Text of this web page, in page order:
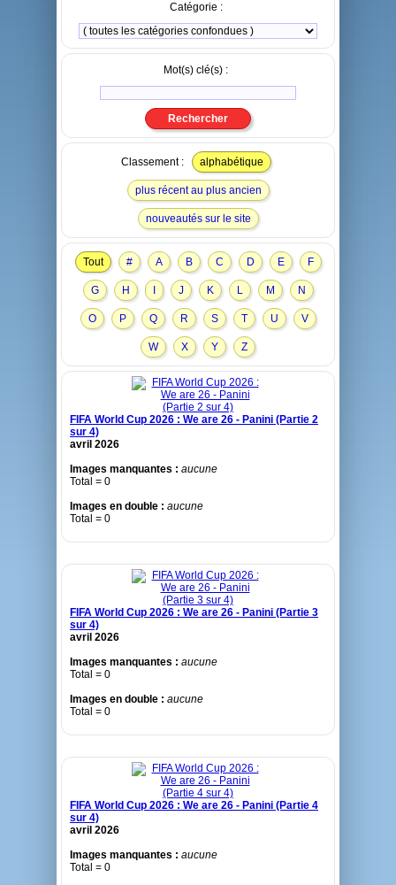
Catégorie :
Mot(s) clé(s) :
Classement : alphabétique
plus récent au plus ancien
nouveautés sur le site
Tout # A B C D E F
G H J K L M N
O P Q R S T U V
W X Y Z
FIFA World Cup 2026 : We are 26 - Panini (Partie 2
sur 4)
avril 2026
Images manquantes : aucune
Total = 0
Images en double : aucune
Total = 0
FIFA World Cup 2026 : We are 26 - Panini (Partie 3
sur 4)
avril 2026
Images manquantes : aucune
Total = 0
Images en double : aucune
Total = 0
FIFA World Cup 2026 : We are 26 - Panini (Partie 4
sur 4)
avril 2026
Images manquantes : aucune
Total = 0